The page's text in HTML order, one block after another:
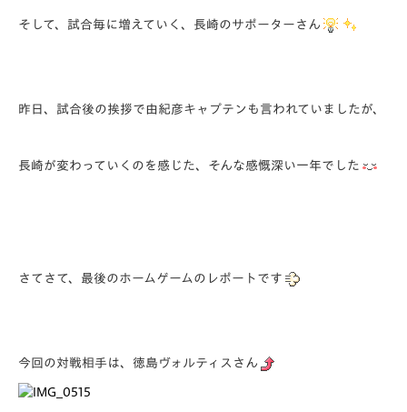
そして、試合毎に増えていく、長崎のサポーターさん
昨日、試合後の挨拶で由紀彦キャプテンも言われていましたが、
長崎が変わっていくのを感じた、そんな感慨深い一年でした
さてさて、最後のホームゲームのレポートです
今回の対戦相手は、徳島ヴォルティスさん